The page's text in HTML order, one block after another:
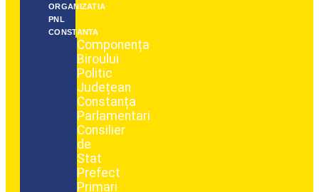
ORGANIZATIA
PNL
CONSTANTA
Componența
Biroului
Politic
Județean
Constanța
Parlamentari
Consilier
de
Stat
Prefect
Primari